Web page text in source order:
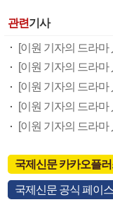
관련기사
[이원 기자의 드라마
[이원 기자의 드라마
[이원 기자의 드라마
[이원 기자의 드라마
[이원 기자의 드라마
국제신문 카카오플
국제신문 공식 페이